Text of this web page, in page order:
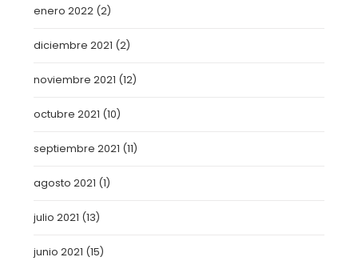
enero 2022 (2)
diciembre 2021 (2)
noviembre 2021 (12)
octubre 2021 (10)
septiembre 2021 (11)
agosto 2021 (1)
julio 2021 (13)
junio 2021 (15)